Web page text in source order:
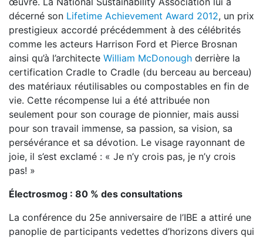
décerné son Lifetime Achievement Award 2012, un prix
prestigieux accordé précédemment à des célébrités
comme les acteurs Harrison Ford et Pierce Brosnan
ainsi qu’à l’architecte William McDonough derrière la
certification Cradle to Cradle (du berceau au berceau)
des matériaux réutilisables ou compostables en fin de
vie. Cette récompense lui a été attribuée non
seulement pour son courage de pionnier, mais aussi
pour son travail immense, sa passion, sa vision, sa
persévérance et sa dévotion. Le visage rayonnant de
joie, il s’est exclamé : « Je n’y crois pas, je n’y crois
pas! »
Électrosmog : 80 % des consultations
La conférence du 25e anniversaire de l’IBE a attiré une
panoplie de participants vedettes d’horizons divers qui